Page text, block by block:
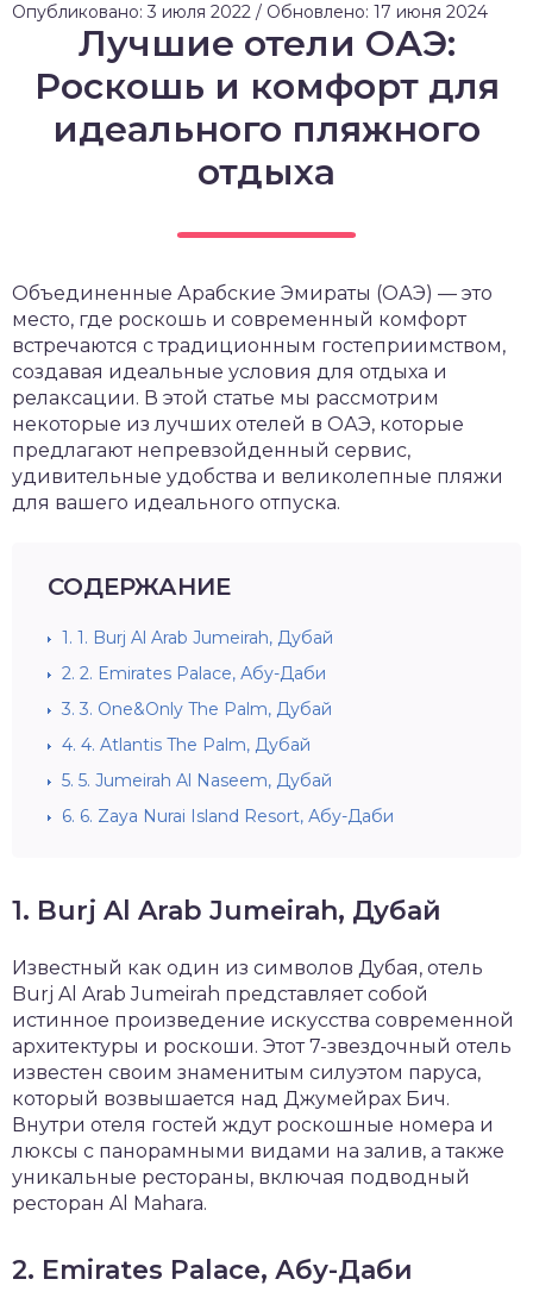
Опубликовано: 3 июля 2022 / Обновлено: 17 июня 2024
Лучшие отели ОАЭ:
Роскошь и комфорт для
идеального пляжного
отдыха
Объединенные Арабские Эмираты (ОАЭ) — это
место, где роскошь и современный комфорт
встречаются с традиционным гостеприимством,
создавая идеальные условия для отдыха и
релаксации. В этой статье мы рассмотрим
некоторые из лучших отелей в ОАЭ, которые
предлагают непревзойденный сервис,
удивительные удобства и великолепные пляжи
для вашего идеального отпуска.
СОДЕРЖАНИЕ
1. 1. Burj Al Arab Jumeirah, Дубай
2. 2. Emirates Palace, Абу-Даби
3. 3. One&Only The Palm, Дубай
4. 4. Atlantis The Palm, Дубай
5. 5. Jumeirah Al Naseem, Дубай
6. 6. Zaya Nurai Island Resort, Абу-Даби
1. Burj Al Arab Jumeirah, Дубай
Известный как один из символов Дубая, отель
Burj Al Arab Jumeirah представляет собой
истинное произведение искусства современной
архитектуры и роскоши. Этот 7-звездочный отель
известен своим знаменитым силуэтом паруса,
который возвышается над Джумейрах Бич.
Внутри отеля гостей ждут роскошные номера и
люксы с панорамными видами на залив, а также
уникальные рестораны, включая подводный
ресторан Al Mahara.
2. Emirates Palace, Абу-Даби